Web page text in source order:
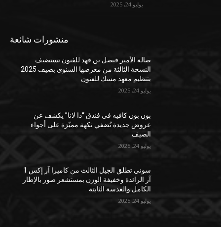
يوليو 24, 2025
منشورات شائعة
صالة الأمير فيصل بن فهد للفنون تستضيف
النسخة الثالثة من معرضها السنوي بصيف 2025
بتنظيم معهد مسك للفنون
يوليو 24, 2025
بون بون كافيه في فندق “ذا لانا” يكشف عن
عروض جديدة تُضفي نكهة مميّزة على أجواء
الصيف
يوليو 24, 2025
سوني تطلق الجيل الثالث من كاميرا آر إكس 1
آر الرائدة وخفيفة الوزن بمستشعر صور بالإطار
الكامل والعدسة الثابتة
يوليو 24, 2025